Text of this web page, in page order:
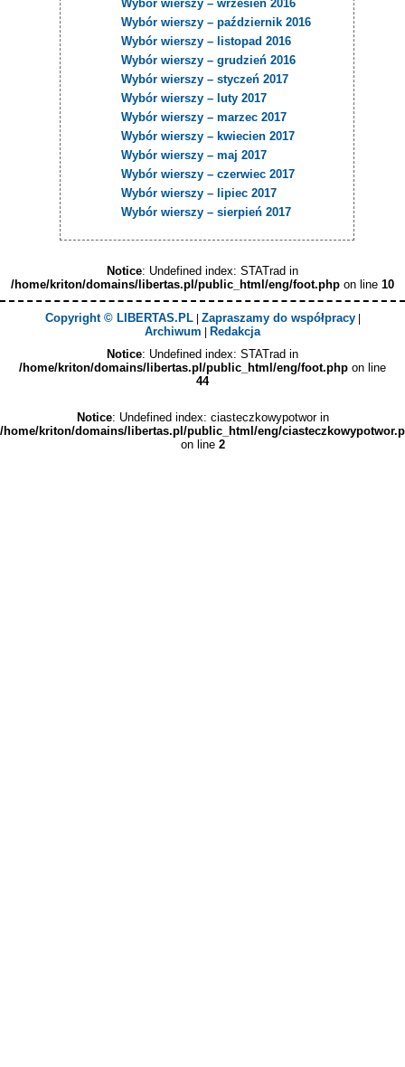
Wybór wierszy – wrzesień 2016
Wybór wierszy – październik 2016
Wybór wierszy – listopad 2016
Wybór wierszy – grudzień 2016
Wybór wierszy – styczeń 2017
Wybór wierszy – luty 2017
Wybór wierszy – marzec 2017
Wybór wierszy – kwiecien 2017
Wybór wierszy – maj 2017
Wybór wierszy – czerwiec 2017
Wybór wierszy – lipiec 2017
Wybór wierszy – sierpień 2017
Notice: Undefined index: STATrad in
/home/kriton/domains/libertas.pl/public_html/eng/foot.php on line 10
Copyright © LIBERTAS.PL| Zapraszamy do współpracy|
Archiwum
Redakcja
Notice: Undefined index: STATrad in
/home/kriton/domains/libertas.pl/public_html/eng/foot.php on line
44
Notice: Undefined index: ciasteczkowypotwor in
/home/kriton/domains/libertas.pl/public_html/eng/
on line 2